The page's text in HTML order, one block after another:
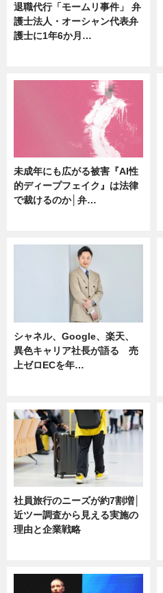
退職代行「モームリ事件」 弁
護士法人・オーシャン代表弁
護士に1年6か月…
未成年にも広がる被害『AI性
的ディープフェイク』は法律
で裁けるのか│弁…
シャネル、Google、楽天、
異色キャリア社長が語る 売
上ゼロECを年…
社員旅行のニーズが約7割増│
近ツー調査から見える実施の
理由と企業戦略